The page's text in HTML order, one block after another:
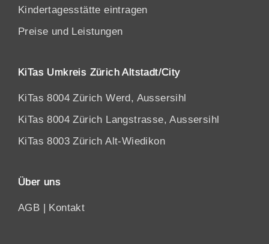
Kindertagesstätte eintragen
Preise und Leistungen
KiTas Umkreis Zürich Altstadt/City
KiTas 8004 Zürich Werd, Aussersihl
KiTas 8004 Zürich Langstrasse, Aussersihl
KiTas 8003 Zürich Alt-Wiedikon
Über uns
AGB | Kontakt